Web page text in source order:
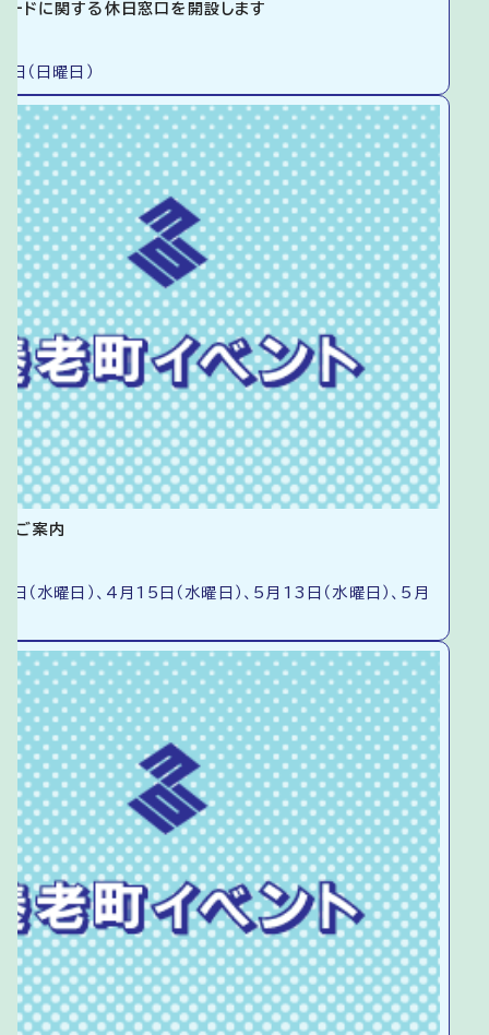
ードに関する休日窓口を開設します
（日曜日）
ご案内
水曜日）、4月15日（水曜日）、5月13日（水曜日）、5月